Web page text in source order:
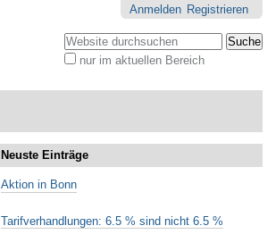
Anmelden Registrieren
Website durchsuchen
nur im aktuellen Bereich
Neuste Einträge
Aktion in Bonn
Tarifverhandlungen: 6.5 % sind nicht 6.5 %